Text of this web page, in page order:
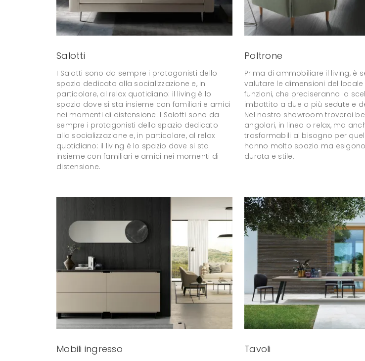
Salotti
I Salotti sono da sempre i protagonisti dello
spazio dedicato alla socializzazione e, in
particolare, al relax quotidiano: il living è lo
spazio dove si sta insieme con familiari e amici
nei momenti di distensione. I Salotti sono da
sempre i protagonisti dello spazio dedicato
alla socializzazione e, in particolare, al relax
quotidiano: il living è lo spazio dove si sta
insieme con familiari e amici nei momenti di
distensione.
Poltrone
Prima di ammobiliare il living, è
valutare le dimensioni del locale
funzioni, che preciseranno la
imbottito a due o più sedute e
Nel nostro showroom troverai
angolari, in linea o relax, ma
trasformabili al bisogno per
hanno molto spazio ma
durata e stile.
Mobili ingresso Tavoli